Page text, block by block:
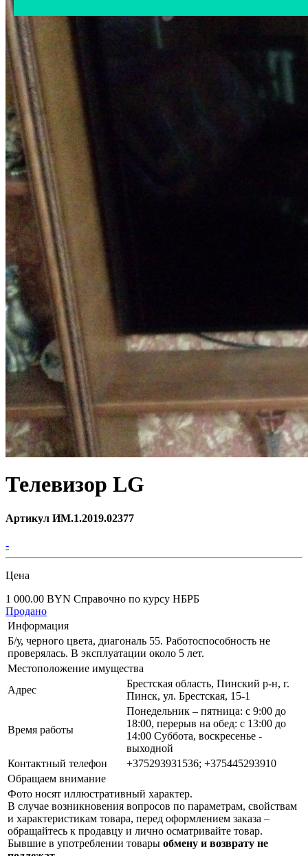
Телевизор LG
Артикул ИМ.1.2019.02377
-
Цена
1 000.00 BYN Справочно по курсу НБРБ
Продано
Информация
Б/у, черного цвета, диагональ 55. Работоспособность не
проверялась. В эксплуатации около 5 лет.
Местоположение имущества
Адрес
Брестская область, Пинский р-н, г.
Пинск, ул. Брестская, 15-1
Время работы
Понедельник – пятница: с 9:00 до
18:00, перерыв на обед: с 13:00 до
14:00 Суббота, воскресенье -
выходной
Контактный телефон
+375293931536; +375445293910
Обращаем внимание
Фото носят иллюстративный характер.
В случае возникновения вопросов по параметрам, свойствам
и характеристикам товара, перед оформлением заказа –
обращайтесь к продавцу и лично осматривайте товар.
Бывшие в употреблении товары обмену и возврату не